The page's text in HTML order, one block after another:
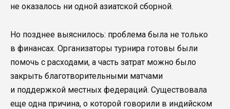
не оказалось ни одной азиатской сборной.
Но позднее выяснилось: проблема была не только
в финансах. Организаторы турнира готовы были
помочь с расходами, а часть затрат можно было
закрыть благотворительными матчами
и поддержкой местных федераций. Существовала
еще одна причина, о которой говорили в индийском